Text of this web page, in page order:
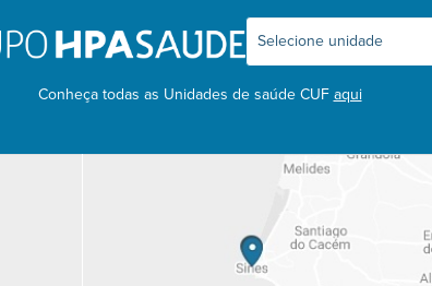
Conheça todas as Unidades de saúde CUF aqui